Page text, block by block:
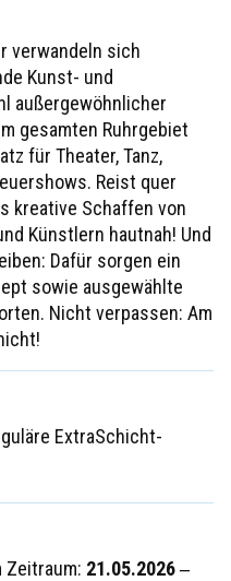
verwandeln sich
Kunst- und
außergewöhnlicher
gesamten Ruhrgebiet
für Theater, Tanz,
Reist quer
kreative Schaffen von
Künstlern hautnah! Und
Dafür sorgen ein
sowie ausgewählte
Nicht verpassen: Am
ExtraSchicht-
Zeitraum: 21.05.2026 ‒